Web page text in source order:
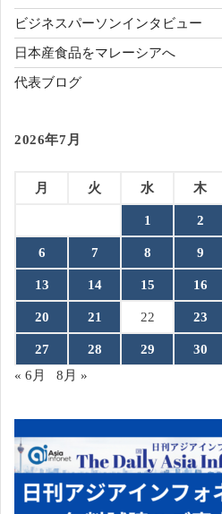
ビジネスパーソンインタビュー
日本産食品をマレーシアへ
代表ブログ
2026年7月
月 火 水 木
1 2
6 7 8 9
13 14 15 16
20 21 22 23
27 28 29 30
« 6月
8月 »